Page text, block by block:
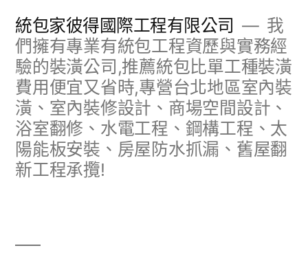
統包家彼得國際工程有限公司
我
們擁有專業有統包工程資歷與實務經
驗的裝潢公司,推薦統包比單工種裝潢
費用便宜又省時,專營台北地區室內裝
潢、室內裝修設計、商場空間設計、
浴室翻修、水電工程、鋼構工程、太
陽能板安裝、房屋防水抓漏、舊屋翻
新工程承攬!